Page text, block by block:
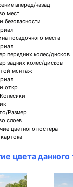
вперед/назад
мест
безопасности
посадочного места
передних колес/дисков
задних колес/дисков
монтаж
откр.
Размер
слоев
цветного постера
цвета данного